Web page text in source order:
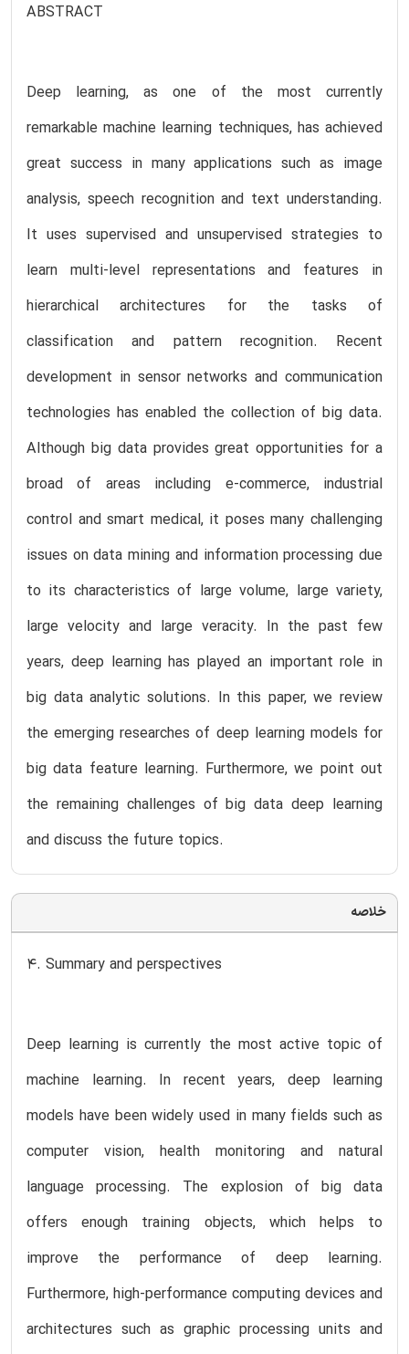
ABSTRACT
Deep learning, as one of the most currently
remarkable machine learning techniques, has achieved
great success in many applications such as image
analysis, speech recognition and text understanding.
It uses supervised and unsupervised strategies to
learn multi-level representations and features in
hierarchical architectures for the tasks of
classification and pattern recognition. Recent
development in sensor networks and communication
technologies has enabled the collection of big data.
Although big data provides great opportunities for a
broad of areas including e-commerce, industrial
control and smart medical, it poses many challenging
issues on data mining and information processing due
to its characteristics of large volume, large variety,
large velocity and large veracity. In the past few
years, deep learning has played an important role in
big data analytic solutions. In this paper, we review
the emerging researches of deep learning models for
big data feature learning. Furthermore, we point out
the remaining challenges of big data deep learning
and discuss the future topics.
خلاصه
4. Summary and perspectives
Deep learning is currently the most active topic of
machine learning. In recent years, deep learning
models have been widely used in many fields such as
computer vision, health monitoring and natural
language processing. The explosion of big data
offers enough training objects, which helps to
improve the performance of deep learning.
Furthermore, high-performance computing devices and
architectures such as graphic processing units and